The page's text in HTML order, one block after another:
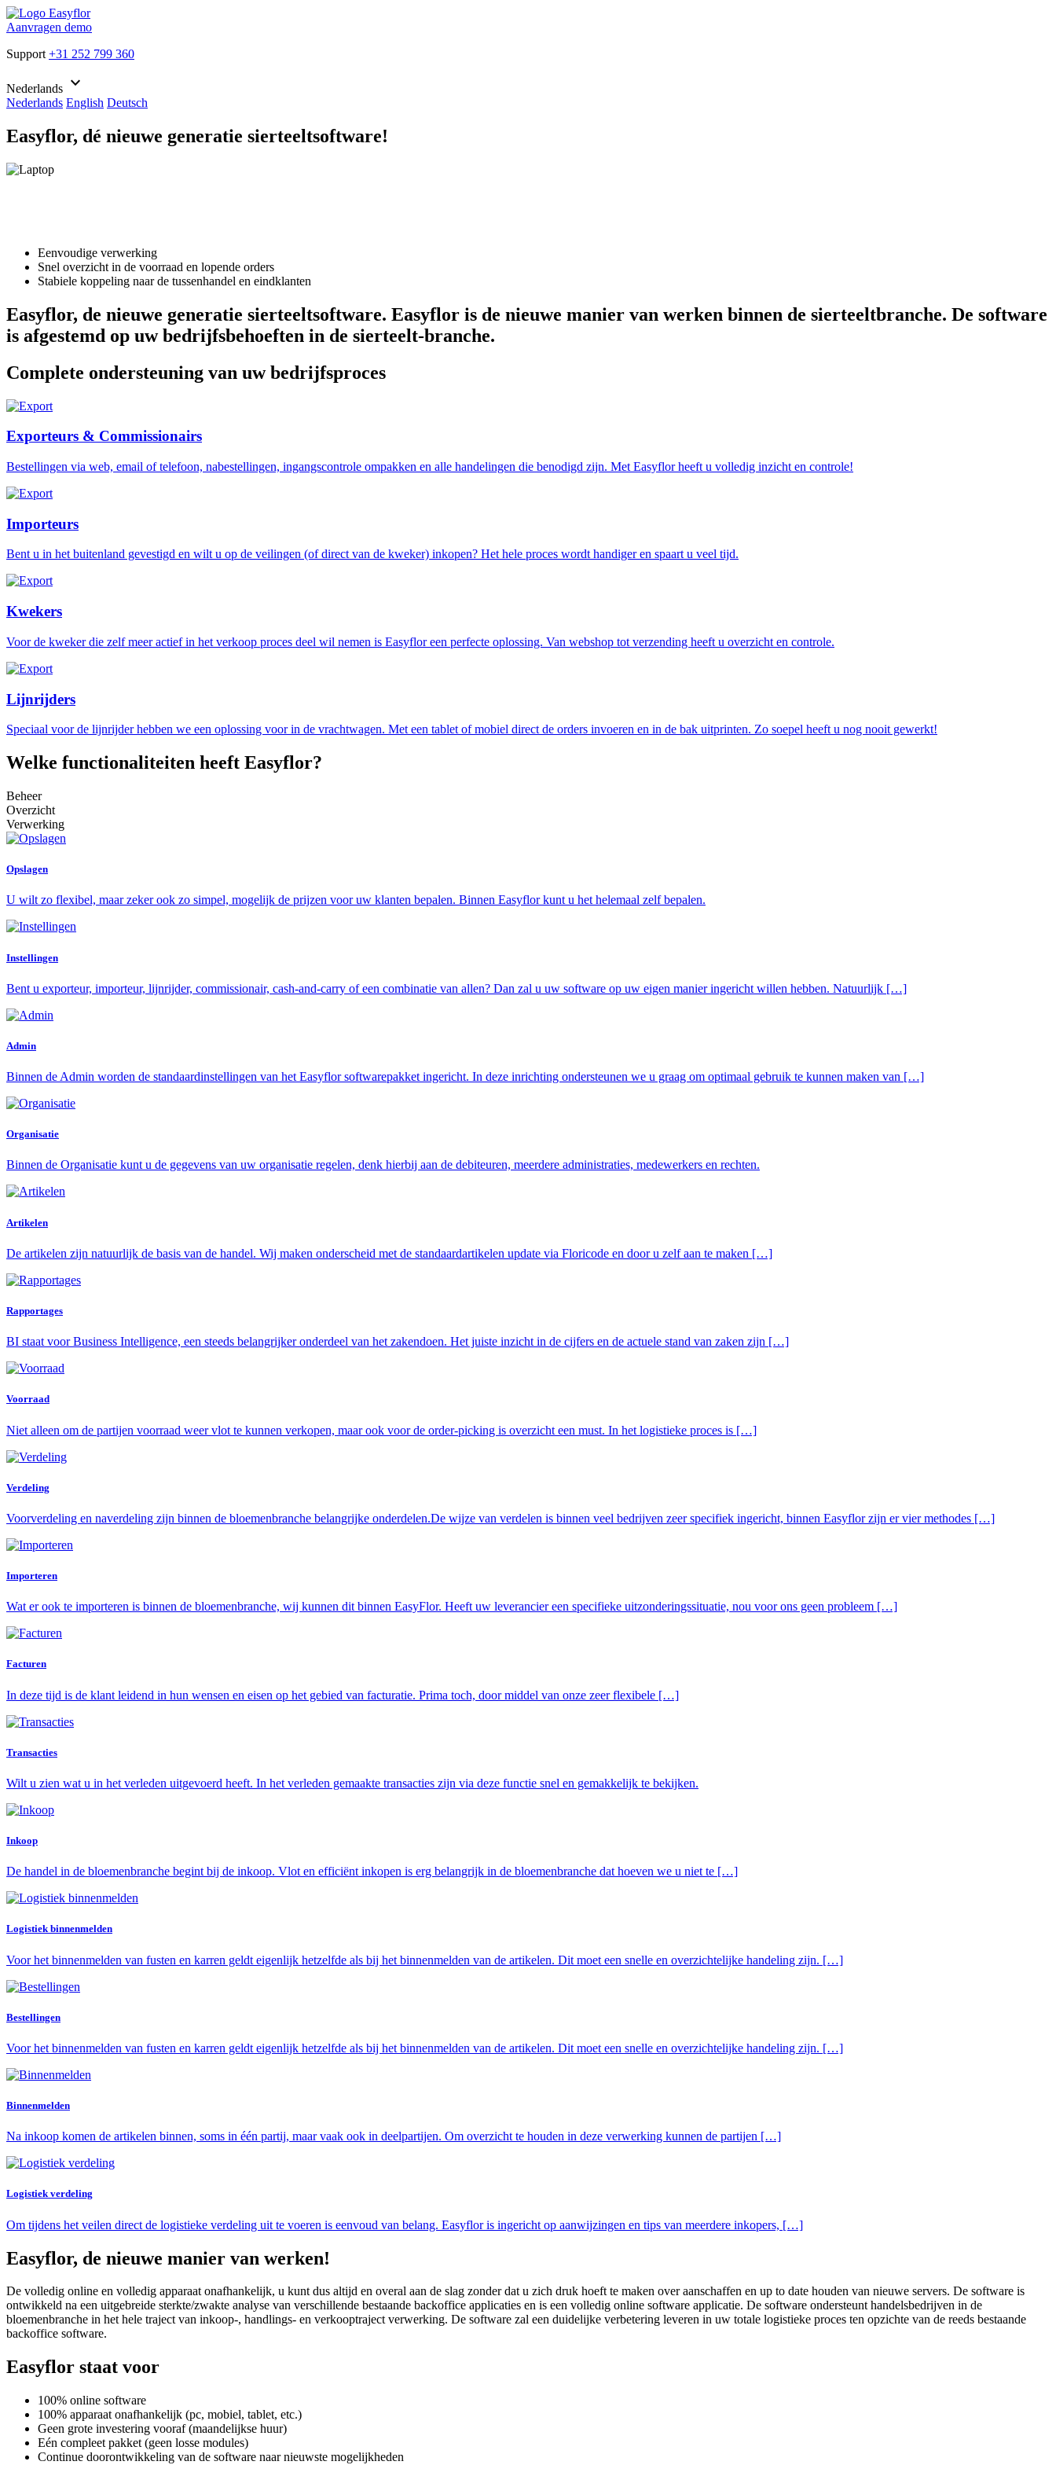
Aanvragen demo
Support +31 252 799 360
Nederlands keyboard_arrow_down
Nederlands English Deutsch
Easyflor, dé nieuwe generatie sierteeltsoftware!
Eenvoudige verwerking
Snel overzicht in de voorraad en lopende orders
Stabiele koppeling naar de tussenhandel en eindklanten
Easyflor, de nieuwe generatie sierteeltsoftware. Easyflor is de nieuwe manier van werken binnen de sierteeltbranche. De software
is afgestemd op uw bedrijfsbehoeften in de sierteelt-branche.
Complete ondersteuning van uw bedrijfsproces
Exporteurs & Commissionairs
Bestellingen via web, email of telefoon, nabestellingen, ingangscontrole ompakken en alle handelingen die benodigd zijn. Met Easyflor heeft u volledig inzicht en controle!
Importeurs
Bent u in het buitenland gevestigd en wilt u op de veilingen (of direct van de kweker) inkopen? Het hele proces wordt handiger en spaart u veel tijd.
Kwekers
Voor de kweker die zelf meer actief in het verkoop proces deel wil nemen is Easyflor een perfecte oplossing. Van webshop tot verzending heeft u overzicht en controle.
Lijnrijders
Speciaal voor de lijnrijder hebben we een oplossing voor in de vrachtwagen. Met een tablet of mobiel direct de orders invoeren en in de bak uitprinten. Zo soepel heeft u nog nooit gewerkt!
Welke functionaliteiten heeft Easyflor?
Beheer
Overzicht
Verwerking
Opslagen
U wilt zo flexibel, maar zeker ook zo simpel, mogelijk de prijzen voor uw klanten bepalen. Binnen Easyflor kunt u het helemaal zelf bepalen.
Instellingen
Bent u exporteur, importeur, lijnrijder, commissionair, cash-and-carry of een combinatie van allen? Dan zal u uw software op uw eigen manier ingericht willen hebben. Natuurlijk […]
Admin
Binnen de Admin worden de standaardinstellingen van het Easyflor softwarepakket ingericht. In deze inrichting ondersteunen we u graag om optimaal gebruik te kunnen maken van […]
Organisatie
Binnen de Organisatie kunt u de gegevens van uw organisatie regelen, denk hierbij aan de debiteuren, meerdere administraties, medewerkers en rechten.
Artikelen
De artikelen zijn natuurlijk de basis van de handel. Wij maken onderscheid met de standaardartikelen update via Floricode en door u zelf aan te maken […]
Rapportages
BI staat voor Business Intelligence, een steeds belangrijker onderdeel van het zakendoen. Het juiste inzicht in de cijfers en de actuele stand van zaken zijn […]
Voorraad
Niet alleen om de partijen voorraad weer vlot te kunnen verkopen, maar ook voor de order-picking is overzicht een must. In het logistieke proces is […]
Verdeling
Voorverdeling en naverdeling zijn binnen de bloemenbranche belangrijke onderdelen.De wijze van verdelen is binnen veel bedrijven zeer specifiek ingericht, binnen Easyflor zijn er vier methodes […]
Importeren
Wat er ook te importeren is binnen de bloemenbranche, wij kunnen dit binnen EasyFlor. Heeft uw leverancier een specifieke uitzonderingssituatie, nou voor ons geen probleem […]
Facturen
In deze tijd is de klant leidend in hun wensen en eisen op het gebied van facturatie. Prima toch, door middel van onze zeer flexibele […]
Transacties
Wilt u zien wat u in het verleden uitgevoerd heeft. In het verleden gemaakte transacties zijn via deze functie snel en gemakkelijk te bekijken.
Inkoop
De handel in de bloemenbranche begint bij de inkoop. Vlot en efficiënt inkopen is erg belangrijk in de bloemenbranche dat hoeven we u niet te […]
Logistiek binnenmelden
Voor het binnenmelden van fusten en karren geldt eigenlijk hetzelfde als bij het binnenmelden van de artikelen. Dit moet een snelle en overzichtelijke handeling zijn. […]
Bestellingen
Voor het binnenmelden van fusten en karren geldt eigenlijk hetzelfde als bij het binnenmelden van de artikelen. Dit moet een snelle en overzichtelijke handeling zijn. […]
Binnenmelden
Na inkoop komen de artikelen binnen, soms in één partij, maar vaak ook in deelpartijen. Om overzicht te houden in deze verwerking kunnen de partijen […]
Logistiek verdeling
Om tijdens het veilen direct de logistieke verdeling uit te voeren is eenvoud van belang. Easyflor is ingericht op aanwijzingen en tips van meerdere inkopers, […]
Easyflor, de nieuwe manier van werken!
De volledig online en volledig apparaat onafhankelijk, u kunt dus altijd en overal aan de slag zonder dat u zich druk hoeft te maken over aanschaffen en up to date houden van nieuwe servers. De software is
ontwikkeld na een uitgebreide sterkte/zwakte analyse van verschillende bestaande backoffice applicaties en is een volledig online software applicatie. De software ondersteunt handelsbedrijven in de
bloemenbranche in het hele traject van inkoop-, handlings- en verkooptraject verwerking. De software zal een duidelijke verbetering leveren in uw totale logistieke proces ten opzichte van de reeds bestaande
backoffice software.
Easyflor staat voor
100% online software
100% apparaat onafhankelijk (pc, mobiel, tablet, etc.)
Geen grote investering vooraf (maandelijkse huur)
Eén compleet pakket (geen losse modules)
Continue doorontwikkeling van de software naar nieuwste mogelijkheden